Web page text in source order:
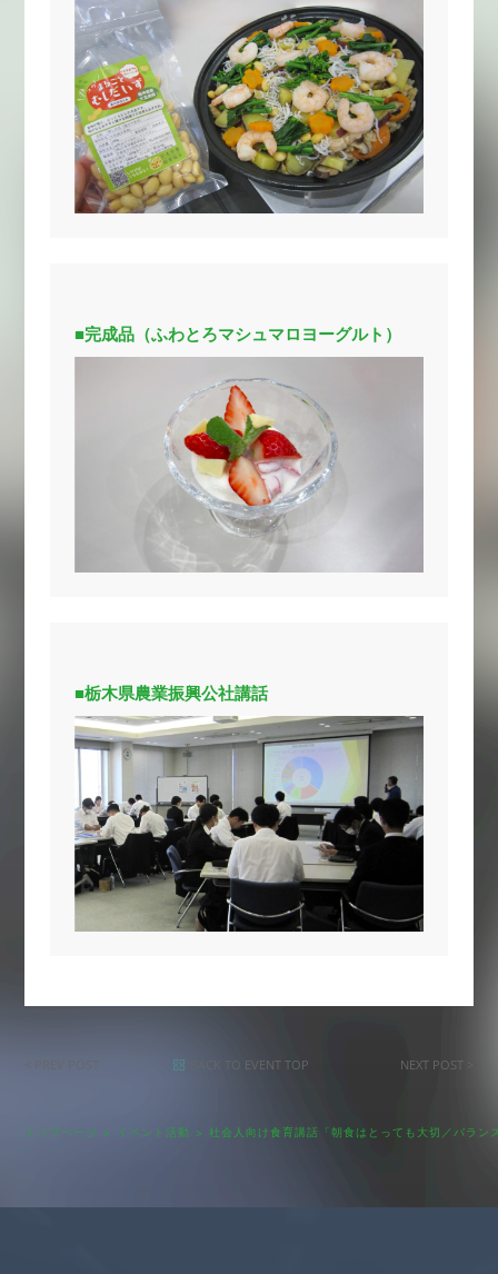
■完成品（ふわとろマシュマロヨーグルト）
■栃木県農業振興公社講話
< PREV POST BACK TO EVENT TOP NEXT POST >
トップページ イベント活動 社会人向け食育講話「朝食はとっても大切／バラ